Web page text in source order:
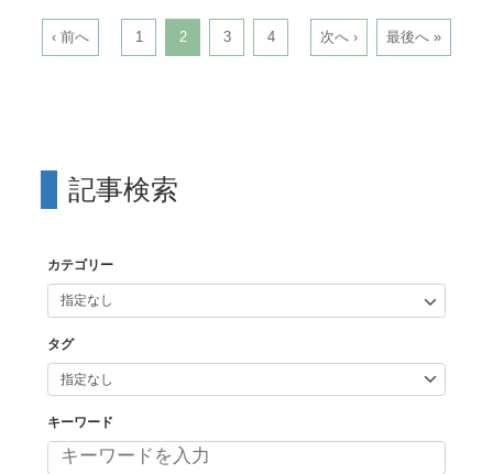
‹ 前へ 1 2 3 4 次へ › 最後へ »
記事検索
カテゴリー
タグ
キーワード